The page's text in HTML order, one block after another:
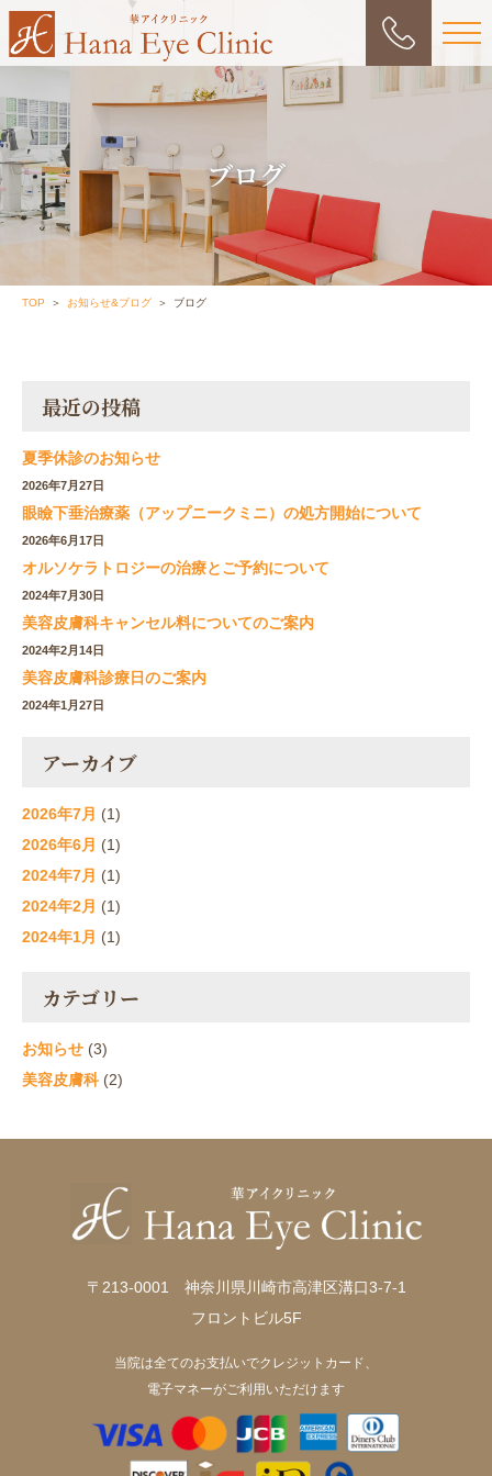
ブログ
TOP お知らせ&ブログ ブログ
最近の投稿
夏季休診のお知らせ
2026年7月27日
眼瞼下垂治療薬（アップニークミニ）の処方開始について
2026年6月17日
オルソケラトロジーの治療とご予約について
2024年7月30日
美容皮膚科キャンセル料についてのご案内
2024年2月14日
美容皮膚科診療日のご案内
2024年1月27日
アーカイブ
2026年7月 (1)
2026年6月 (1)
2024年7月 (1)
2024年2月 (1)
2024年1月 (1)
カテゴリー
お知らせ (3)
美容皮膚科 (2)
〒213-0001 神奈川県川崎市高津区溝口3-7-1
フロントビル5F
当院は全てのお支払いでクレジットカード、
電子マネーがご利用いただけます